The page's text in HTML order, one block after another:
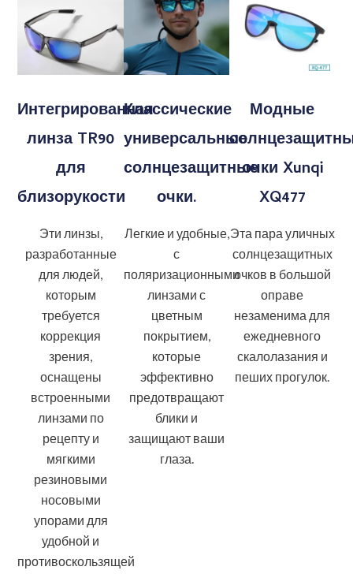
Интегрированная
линза TR90
для
близорукости
Эти линзы,
разработанные
для людей,
которым
требуется
коррекция
зрения,
оснащены
встроенными
линзами по
рецепту и
мягкими
резиновыми
носовыми
упорами для
удобной и
противоскользящей
Классические
универсальные
солнцезащитные
очки.
Легкие и удобные,
с
поляризационными
линзами с
цветным
покрытием,
которые
эффективно
предотвращают
блики и
защищают ваши
глаза.
Модные
очки Xunqi
XQ477
Эта пара уличных
солнцезащитных
очков в большой
оправе
незаменима для
ежедневного
скалолазания и
пеших прогулок.